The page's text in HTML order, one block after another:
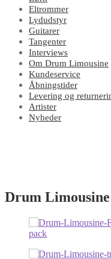
Eltrommer
Lydudstyr
Guitarer
Tangenter
Interviews
Om Drum Limousine
Kundeservice
Åbningstider
Levering og
Artister
Nyheder
Drum